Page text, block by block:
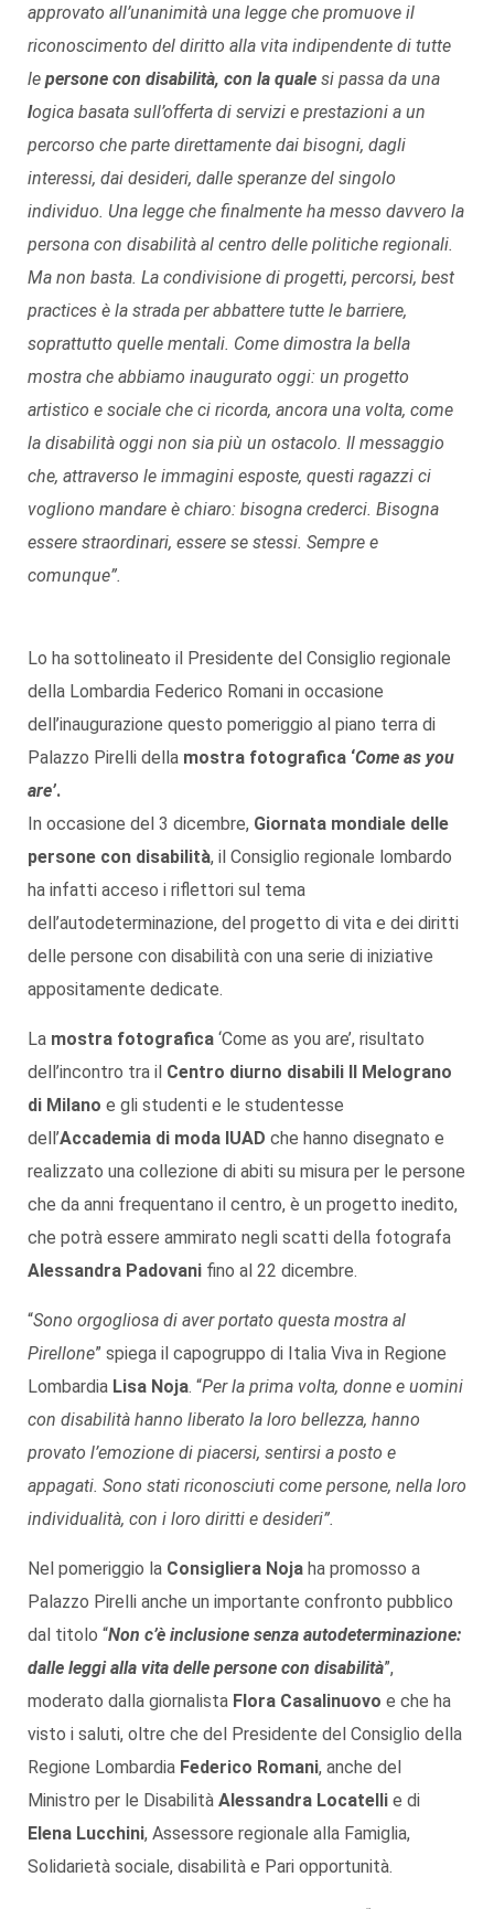
approvato all’unanimità una legge che promuove il
riconoscimento del diritto alla vita indipendente di tutte
le persone con disabilità, con la quale si passa da una
logica basata sull’offerta di servizi e prestazioni a un
percorso che parte direttamente dai bisogni, dagli
interessi, dai desideri, dalle speranze del singolo
individuo. Una legge che finalmente ha messo davvero la
persona con disabilità al centro delle politiche regionali.
Ma non basta. La condivisione di progetti, percorsi, best
practices è la strada per abbattere tutte le barriere,
soprattutto quelle mentali. Come dimostra la bella
mostra che abbiamo inaugurato oggi: un progetto
artistico e sociale che ci ricorda, ancora una volta, come
la disabilità oggi non sia più un ostacolo. Il messaggio
che, attraverso le immagini esposte, questi ragazzi ci
vogliono mandare è chiaro: bisogna crederci. Bisogna
essere straordinari, essere se stessi. Sempre e
comunque”.
Lo ha sottolineato il Presidente del Consiglio regionale
della Lombardia Federico Romani in occasione
dell’inaugurazione questo pomeriggio al piano terra di
Palazzo Pirelli della mostra fotografica ‘Come as you
are’.
In occasione del 3 dicembre, Giornata mondiale delle
persone con disabilità, il Consiglio regionale lombardo
ha infatti acceso i riflettori sul tema
dell’autodeterminazione, del progetto di vita e dei diritti
delle persone con disabilità con una serie di iniziative
appositamente dedicate.
La mostra fotografica ‘Come as you are’, risultato
dell’incontro tra il Centro diurno disabili Il Melograno
di Milano e gli studenti e le studentesse
dell’Accademia di moda IUAD che hanno disegnato e
realizzato una collezione di abiti su misura per le persone
che da anni frequentano il centro, è un progetto inedito,
che potrà essere ammirato negli scatti della fotografa
Alessandra Padovani fino al 22 dicembre.
“Sono orgogliosa di aver portato questa mostra al
Pirellone” spiega il capogruppo di Italia Viva in Regione
Lombardia Lisa Noja. “Per la prima volta, donne e uomini
con disabilità hanno liberato la loro bellezza, hanno
provato l’emozione di piacersi, sentirsi a posto e
appagati. Sono stati riconosciuti come persone, nella loro
individualità, con i loro diritti e desideri”.
Nel pomeriggio la Consigliera Noja ha promosso a
Palazzo Pirelli anche un importante confronto pubblico
dal titolo “Non c’è inclusione senza autodeterminazione:
dalle leggi alla vita delle persone con disabilità”,
moderato dalla giornalista Flora Casalinuovo e che ha
visto i saluti, oltre che del Presidente del Consiglio della
Regione Lombardia Federico Romani, anche del
Ministro per le Disabilità Alessandra Locatelli e di
Elena Lucchini, Assessore regionale alla Famiglia,
Solidarietà sociale, disabilità e Pari opportunità.